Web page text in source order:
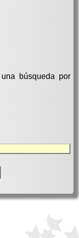
búsqueda por